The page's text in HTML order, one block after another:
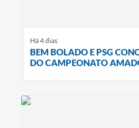
Há 4 dias
BEM BOLADO E PSG
DO CAMPEONATO